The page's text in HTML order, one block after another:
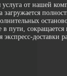
от нашей
пути, сокращается
доставки